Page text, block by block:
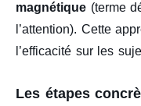
magnétique (terme
l’attention). Cette
l’efficacité sur les
Les étapes